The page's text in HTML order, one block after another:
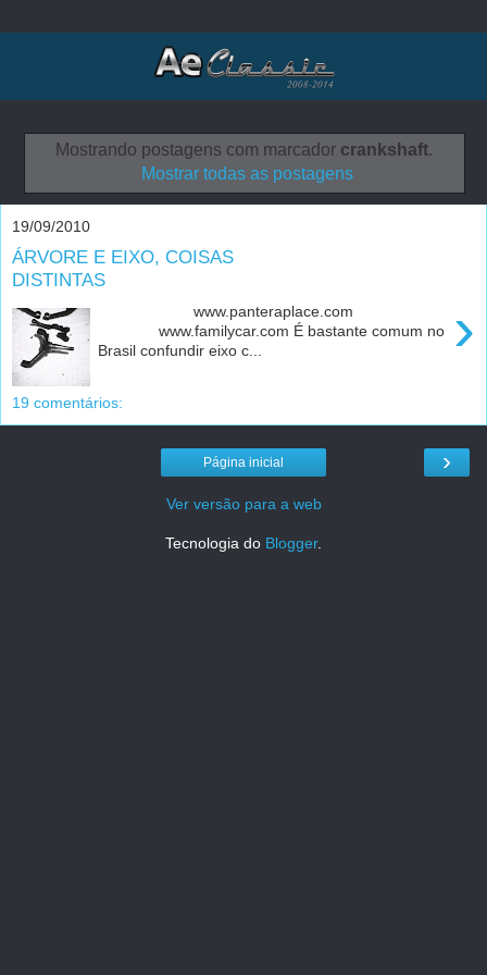
Mostrando postagens com marcador crankshaft.
Mostrar todas as postagens
19/09/2010
ÁRVORE E EIXO, COISAS
DISTINTAS
›
www.panteraplace.com
www.familycar.com É bastante comum no
Brasil confundir eixo c...
19 comentários:
›
Página inicial
Ver versão para a web
Tecnologia do Blogger.